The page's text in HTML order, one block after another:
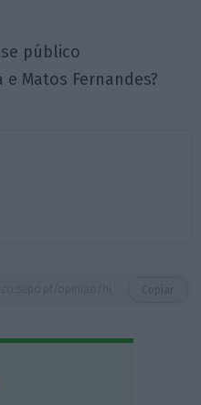
público
Matos Fernandes?